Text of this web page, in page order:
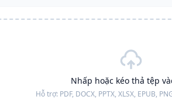
Nhấp hoặc kéo thả tệp
Hỗ trợ: PDF, DOCX, PPTX, XLSX, EPUB,